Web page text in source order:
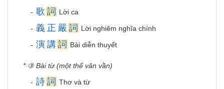
- 歌 詞 Lời ca
- 義 正 嚴 詞 Lời nghiêm nghĩa chính
- 演 講 詞 Bài diễn thuyết
* ③ Bài từ (một thể văn vần)
- 詩 詞 Thơ và từ